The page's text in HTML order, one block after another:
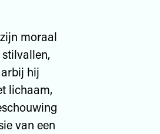
moraal
hij
lichaam,
van een